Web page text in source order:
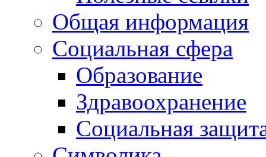
Общая информация
Социальная сфера
Образование
Здравоохранение
Социальная